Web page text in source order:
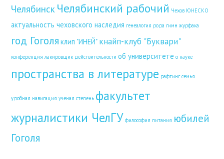
Челябинск Челябинский рабочий Чехов ЮНЕСКО
актуальность чеховского наследия генеалогия рода гимн журфака
год Гоголя клип "ИНЕЙ" кнайп-клуб "Буквари"
конференция лакировщик действительности об университете о науке
пространства в литературе рафтинг семья
удобная навигация ученая степень факультет
журналистики ЧелГУ философия питания юбилей
Гоголя